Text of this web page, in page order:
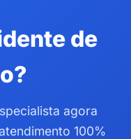
de
agora
100%